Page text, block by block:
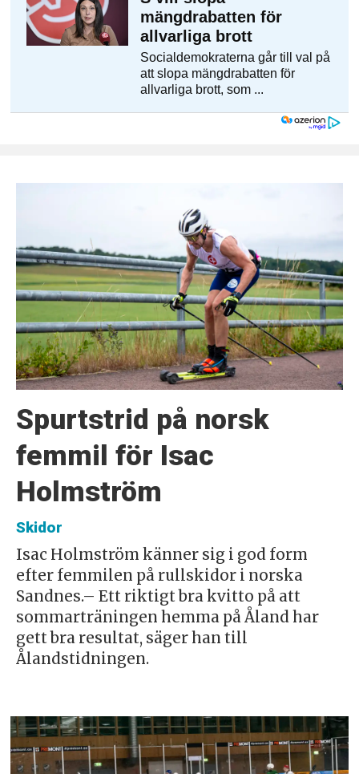
Spurtstrid på norsk
femmil för Isac
Holmström
Skidor
Isac Holmström känner sig i god form
efter femmilen på rullskidor i norska
Sandnes.– Ett riktigt bra kvitto på att
sommarträningen hemma på Åland har
gett bra resultat, säger han till
Ålandstidningen.